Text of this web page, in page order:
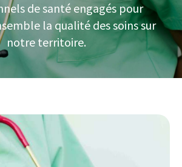
de santé engagés pour
la qualité des soins sur
notre territoire.